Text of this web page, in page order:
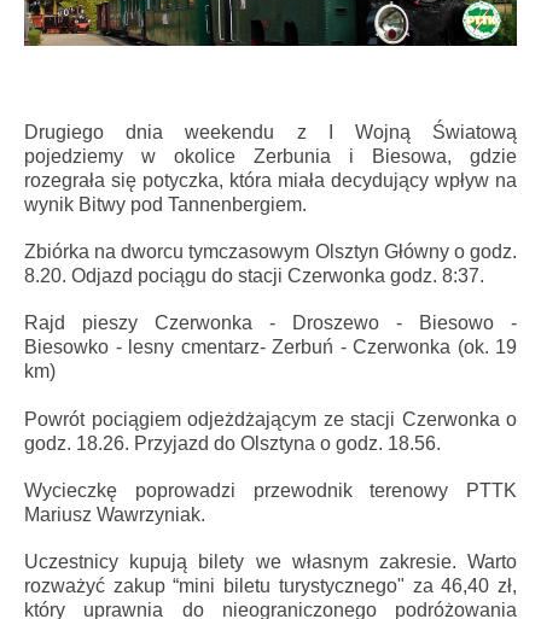
Drugiego dnia weekendu z I Wojną Światową
pojedziemy w okolice Zerbunia i Biesowa, gdzie
rozegrała się potyczka, która miała decydujący wpływ na
wynik Bitwy pod Tannenbergiem.
Zbiórka na dworcu tymczasowym Olsztyn Główny o godz.
8.20. Odjazd pociągu do stacji Czerwonka godz. 8:37.
Rajd pieszy Czerwonka - Droszewo - Biesowo -
Biesowko - lesny cmentarz- Zerbuń - Czerwonka (ok. 19
km)
Powrót pociągiem odjeżdżającym ze stacji Czerwonka o
godz. 18.26. Przyjazd do Olsztyna o godz. 18.56.
Wycieczkę poprowadzi przewodnik terenowy PTTK
Mariusz Wawrzyniak.
Uczestnicy kupują bilety we własnym zakresie. Warto
rozważyć zakup “mini biletu turystycznego" za 46,40 zł,
który uprawnia do nieograniczonego podróżowania